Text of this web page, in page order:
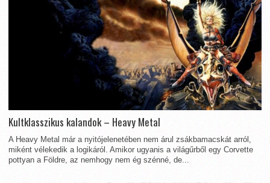
Kultklasszikus kalandok – Heavy Metal
A Heavy Metal már a nyitójelenetében nem árul zsákbamacskát arról,
miként vélekedik a logikáról. Amikor ugyanis a világűrből egy Corvette
pottyan a Földre, az nemhogy nem ég szénné, de...